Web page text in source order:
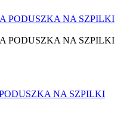
NA SZPILKI